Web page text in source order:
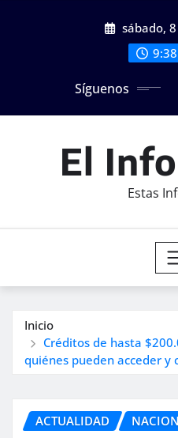
sábado,
Síguenos
El
Estas
Inicio
Créditos de hasta
quiénes pueden acceder y
ACTUALIDAD